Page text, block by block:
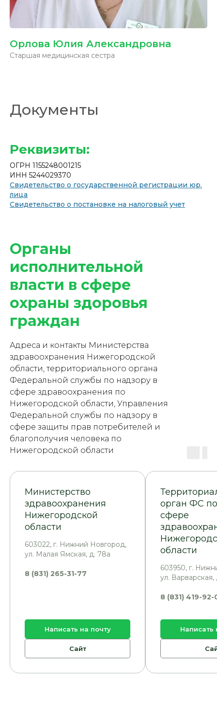
Орлова Юлия Александровна
Старшая медицинская сестра
Документы
Реквизиты:
ОГРН 1155248001215
ИНН 5244029370
Свидетельство о государственной регистрации юр.
лица
Свидетельство о постановке на налоговый учет
Органы
исполнительной
власти в сфере
охраны здоровья
граждан
Адреса и контакты Министерства
здравоохранения Нижегородской
области, территориального органа
Федеральной службы по надзору в
сфере здравоохранения по
Нижегородской области, Управления
Федеральной службы по надзору в
сфере защиты прав потребителей и
благополучия человека по
Нижегородской области
Министерство
здравоохранения
Нижегородской
области
603022, г. Нижний Новгород,
ул. Малая Ямская, д. 78а
8 (831) 265-31-77
Написать на почту
Сайт
орган ФС
сфере
области
603950, г.
ул.
8 (831) 419-92-
Написать